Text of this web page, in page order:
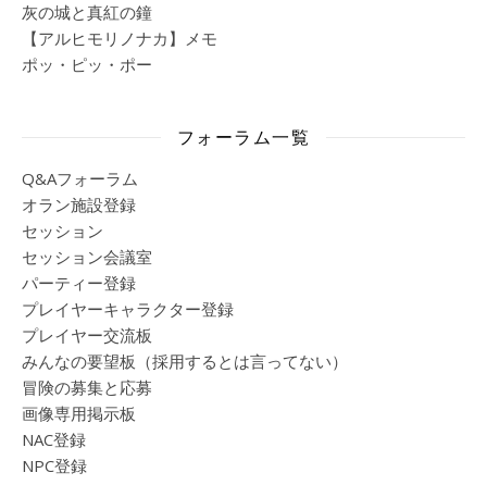
灰の城と真紅の鐘
【アルヒモリノナカ】メモ
ポッ・ピッ・ポー
フォーラム一覧
Q&Aフォーラム
オラン施設登録
セッション
セッション会議室
パーティー登録
プレイヤーキャラクター登録
プレイヤー交流板
みんなの要望板（採用するとは言ってない）
冒険の募集と応募
画像専用掲示板
NAC登録
NPC登録